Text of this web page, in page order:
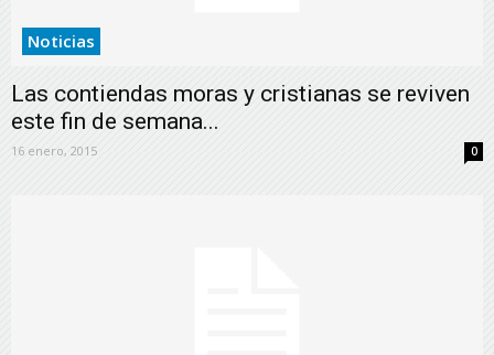
Noticias
Las contiendas moras y cristianas se reviven
este fin de semana...
16 enero, 2015 0